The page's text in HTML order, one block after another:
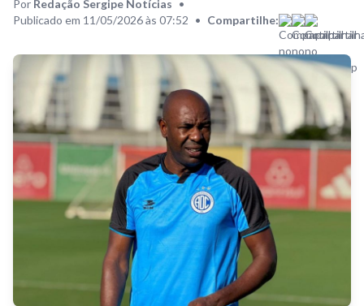
Por Redação Sergipe Notícias •
Publicado em 11/05/2026 às 07:52 • Compartilhe: